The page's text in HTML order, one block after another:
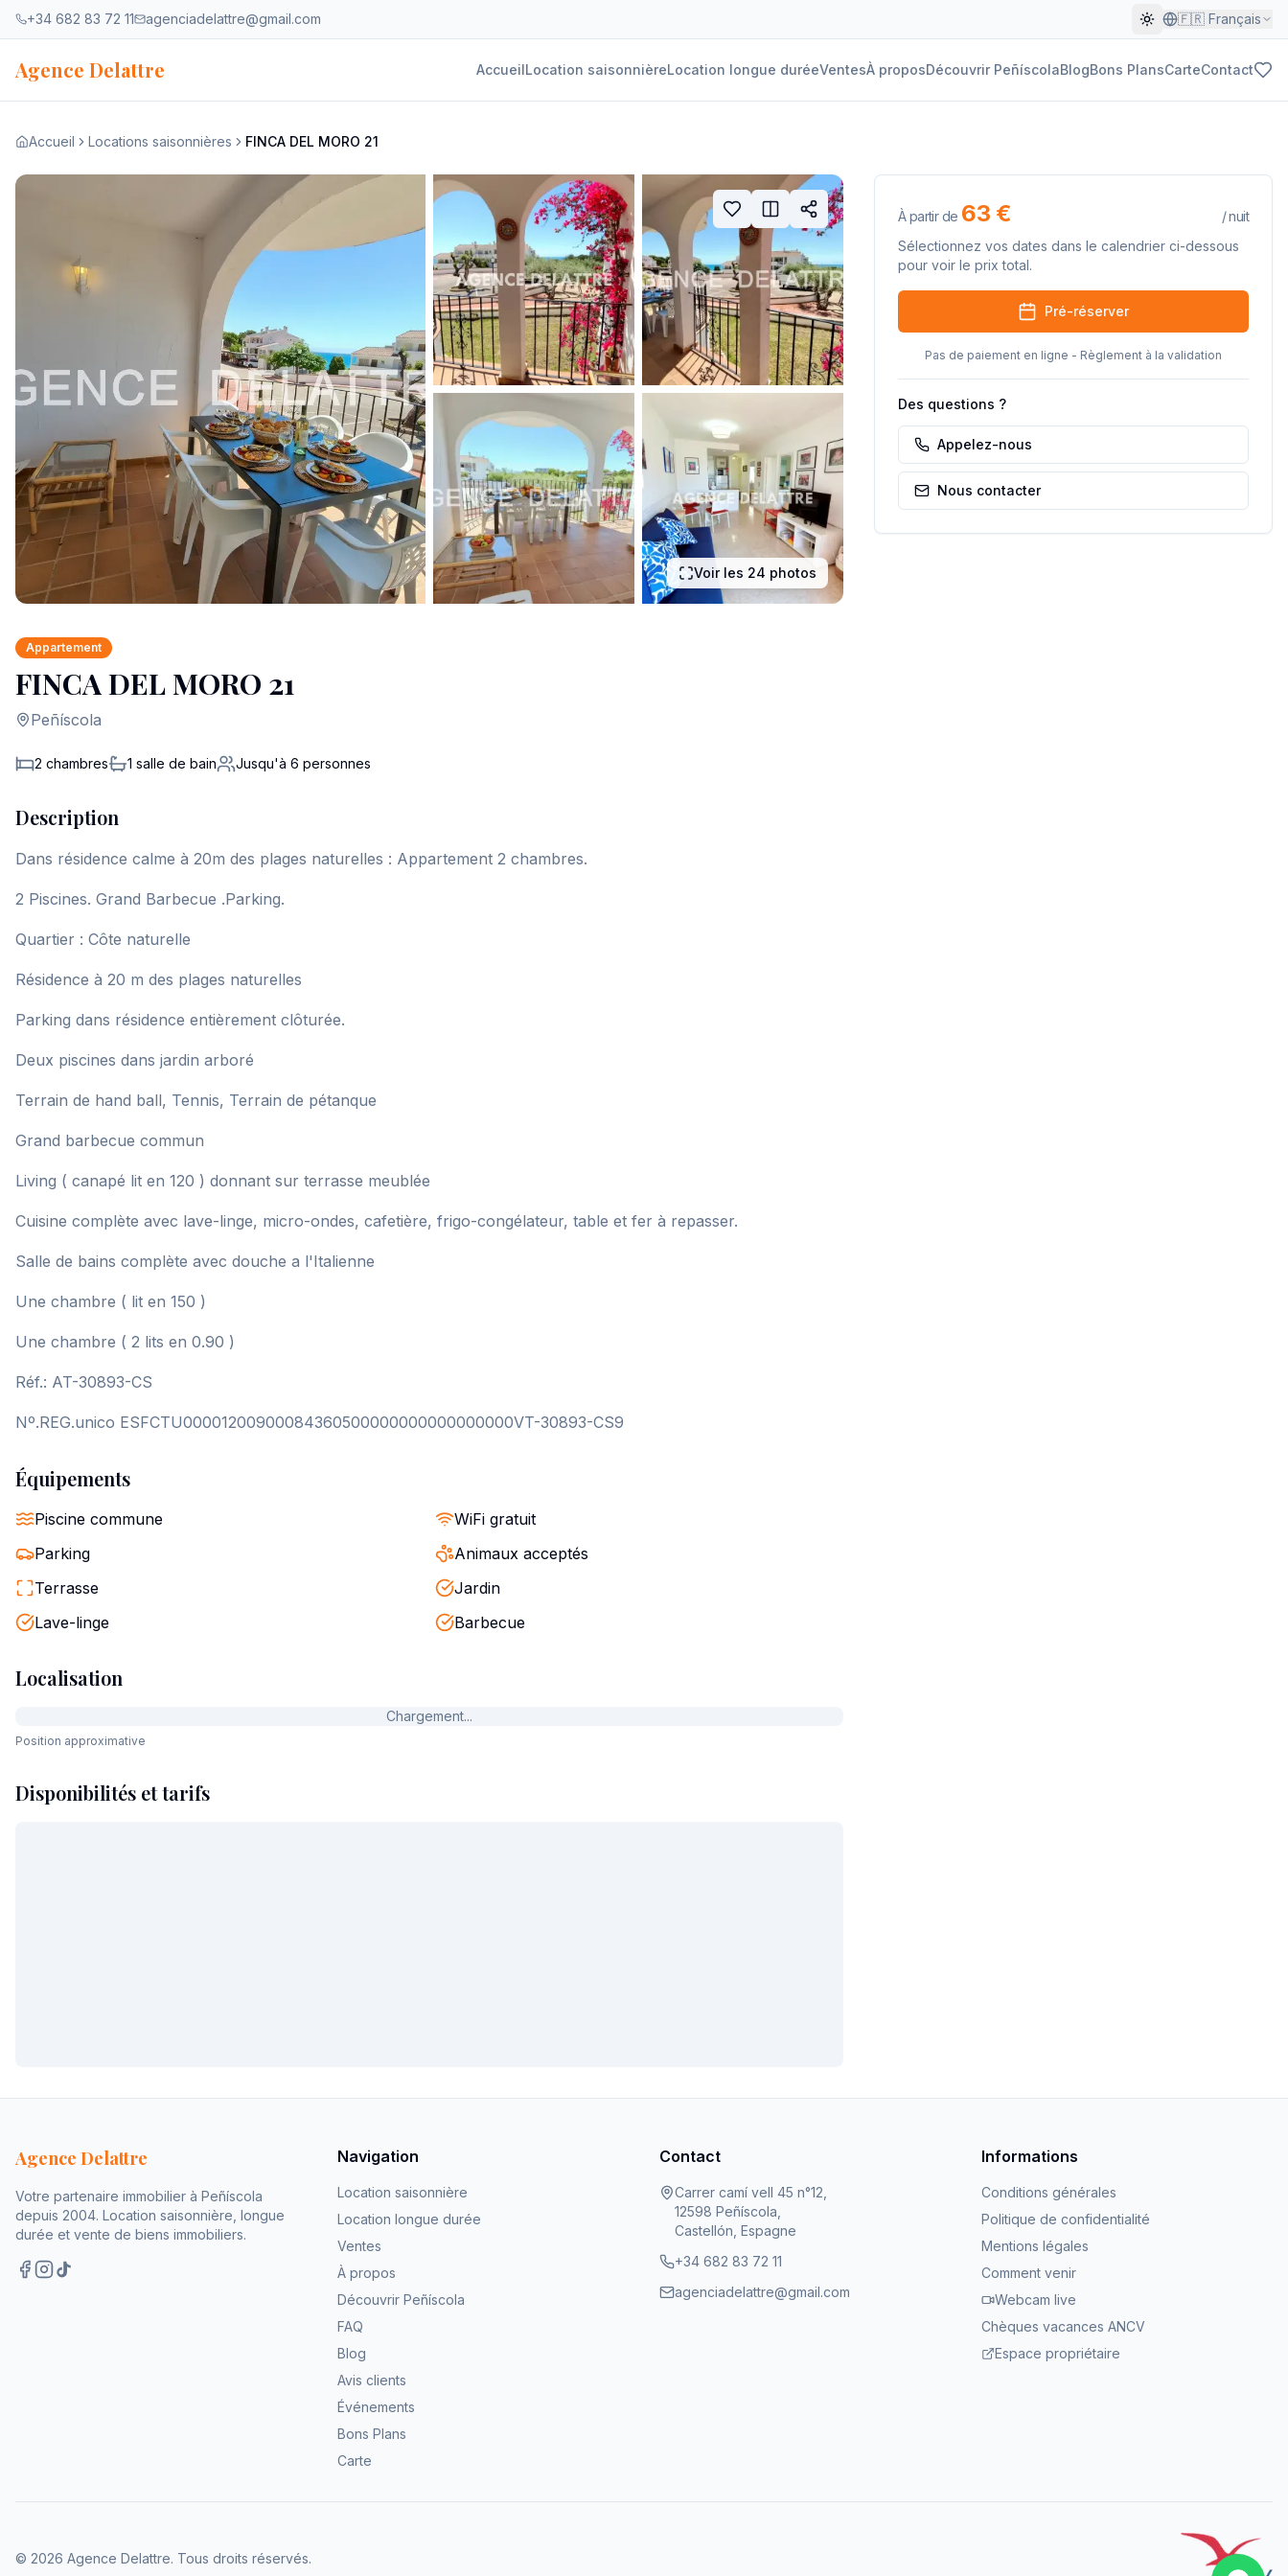
Aller au contenu
+34 682 83 72 11 agenciadelattre@gmail.com 🇫🇷 Français
Agence Delattre AccueilLocation saisonnièreLocation longue duréeVentesÀ proposDécouvrir PeñíscolaBlogBons PlansCarteContact
Accueil Locations saisonnières FINCA DEL MORO 21
Voir les 24 photos
Appartement
FINCA DEL MORO 21
Peñíscola
2 chambres 1 salle de bain Jusqu'à 6 personnes
Description
Dans résidence calme à 20m des plages naturelles : Appartement 2 chambres.
2 Piscines. Grand Barbecue .Parking.
Quartier : Côte naturelle
Résidence à 20 m des plages naturelles
Parking dans résidence entièrement clôturée.
Deux piscines dans jardin arboré
Terrain de hand ball, Tennis, Terrain de pétanque
Grand barbecue commun
Living ( canapé lit en 120 ) donnant sur terrasse meublée
Cuisine complète avec lave-linge, micro-ondes, cafetière, frigo-congélateur, table et fer à repasser.
Salle de bains complète avec douche a l'Italienne
Une chambre ( lit en 150 )
Une chambre ( 2 lits en 0.90 )
Réf.: AT-30893-CS
Nº.REG.unico ESFCTU00001200900084360500000000000000000VT-30893-CS9
Équipements
Piscine commune
WiFi gratuit
Parking
Animaux acceptés
Terrasse
Jardin
Lave-linge
Barbecue
Localisation
Chargement...
Position approximative
Disponibilités et tarifs
À partir de 63 € /nuit
Sélectionnez vos dates dans le calendrier ci-dessous
pour voir le prix total.
Pré-réserver
Pas de paiement en ligne - Règlement à la validation
Des questions ?
Appelez-nous
Nous contacter
Agence Delattre
Votre partenaire immobilier à Peñíscola
depuis 2004. Location saisonnière, longue
durée et vente de biens immobiliers.
Navigation
Location saisonnière
Location longue durée
Ventes
À propos
Découvrir Peñíscola
FAQ
Blog
Avis clients
Événements
Bons Plans
Carte
Contact
Carrer camí vell 45 n°12,
12598 Peñíscola,
Castellón, Espagne
+34 682 83 72 11
agenciadelattre@gmail.com
Informations
Conditions générales
Politique de confidentialité
Mentions légales
Comment venir
Webcam live
Chèques vacances ANCV
Espace propriétaire
© 2026 Agence Delattre. Tous droits réservés.